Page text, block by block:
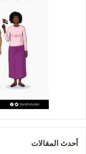
أحدث المقالات